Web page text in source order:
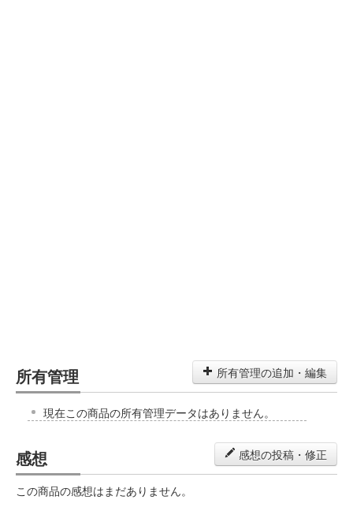
所有管理 所有管理の追加・編集
現在この商品の所有管理データはありません。
感想 感想の投稿・修正
この商品の感想はまだありません。